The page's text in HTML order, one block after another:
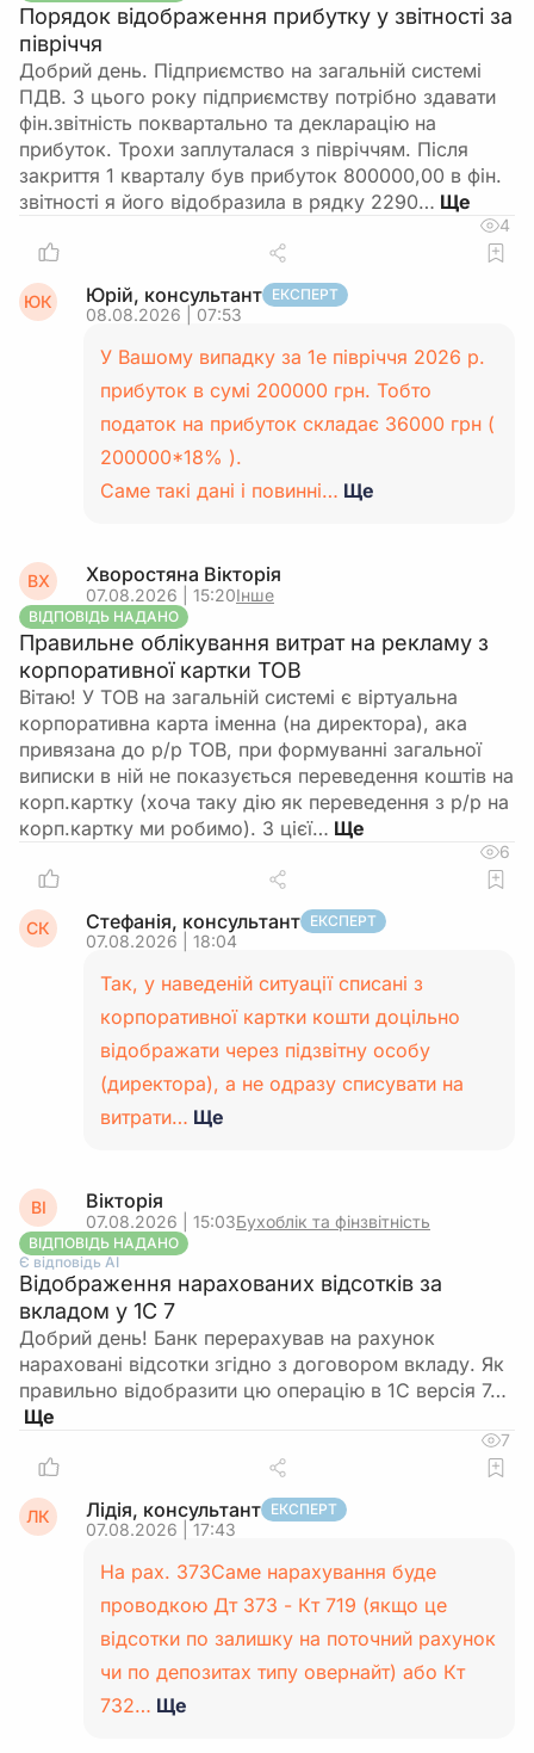
Порядок відображення прибутку у звітності за
півріччя
Добрий день. Підприємство на загальній системі
ПДВ. З цього року підприємству потрібно здавати
фін.звітність поквартально та декларацію на
прибуток. Трохи заплуталася з півріччям. Після
закриття 1 кварталу був прибуток 800000,00 в фін.
звітності я його відобразила в рядку 2290…
4
ЮК Юрій, консультант ЕКСПЕРТ
08.08.2026 | 07:53
У Вашому випадку за 1е півріччя 2026 р.
прибуток в сумі 200000 грн. Тобто
податок на прибуток складає 36000 грн (
200000*18% ).
Саме такі дані і повинні… Ще
ВХ Хворостяна Вікторія
07.08.2026 | 15:20Інше
ВІДПОВІДЬ НАДАНО
Правильне облікування витрат на рекламу з
корпоративної картки ТОВ
Вітаю! У ТОВ на загальній системі є віртуальна
корпоративна карта іменна (на директора), ака
привязана до р/р ТОВ, при формуванні загальної
виписки в ній не показується переведення коштів на
корп.картку (хоча таку дію як переведення з р/р на
корп.картку ми робимо). З цієї…
6
СК Стефанія, консультант ЕКСПЕРТ
07.08.2026 | 18:04
Так, у наведеній ситуації списані з
корпоративної картки кошти доцільно
відображати через підзвітну особу
(директора), а не одразу списувати на
витрати… Ще
ВІ Вікторія
07.08.2026 | 15:03Бухоблік та фінзвітність
ВІДПОВІДЬ НАДАНО
Є відповідь АІ
Відображення нарахованих відсотків за
вкладом у 1С 7
Добрий день! Банк перерахував на рахунок
нараховані відсотки згідно з договором вкладу. Як
правильно відобразити цю операцію в 1С версія 7…
7
ЛК Лідія, консультант ЕКСПЕРТ
07.08.2026 | 17:43
На рах. 373Саме нарахування буде
проводкою Дт 373 - Кт 719 (якщо це
відсотки по залишку на поточний рахунок
чи по депозитах типу овернайт) або Кт
732… Ще